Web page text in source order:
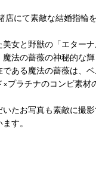
店にて素敵な結婚指輪
女と野獣の「エター
法の薔薇の神秘的な輝
ある魔法の薔薇は、
プラチナのコンビ素
いたお写真も素敵に撮
す。